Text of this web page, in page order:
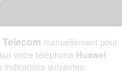
manuellement pour
votre téléphone Huawei
indications suivantes: